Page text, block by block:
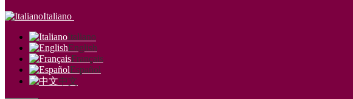
Italiano
Italiano
English
Français
Español
中文